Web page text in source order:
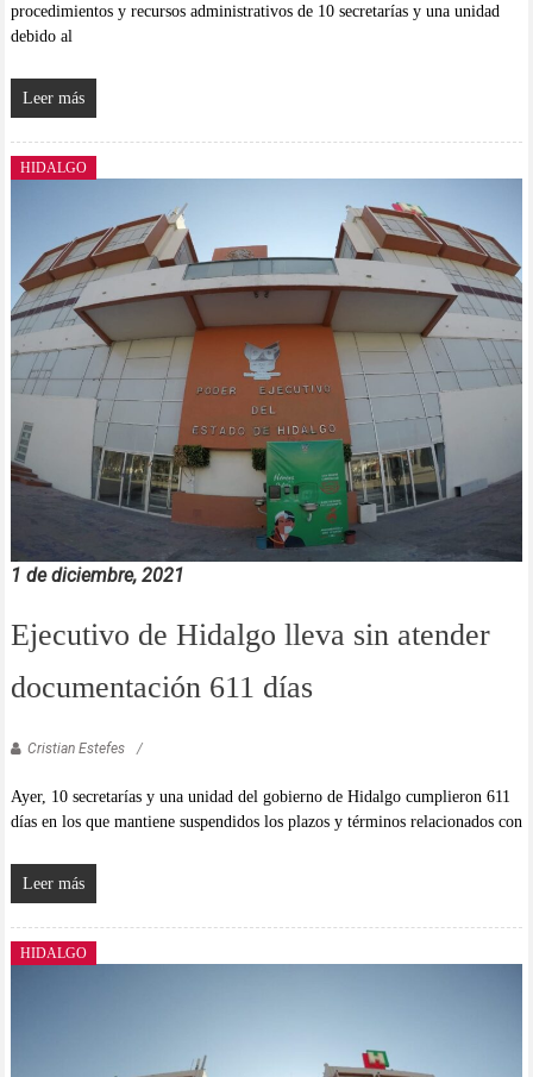
procedimientos y recursos administrativos de 10 secretarías y una unidad
debido al
Leer más
HIDALGO
1 de diciembre, 2021
Ejecutivo de Hidalgo lleva sin atender
documentación 611 días
Cristian Estefes
Ayer, 10 secretarías y una unidad del gobierno de Hidalgo cumplieron 611
días en los que mantiene suspendidos los plazos y términos relacionados con
Leer más
HIDALGO